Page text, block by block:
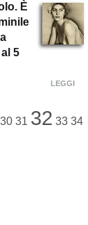
È
5
LEGGI
30 31 32 33 34